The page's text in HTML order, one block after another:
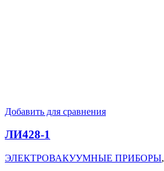
Добавить для сравнения
ЛИ428-1
ЭЛЕКТРОВАКУУМНЫЕ ПРИБОРЫ,